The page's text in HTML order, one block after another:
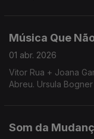
Música Que
01 abr. 2026
Vitor Rua + Joana
Abreu. Ursula
Som da